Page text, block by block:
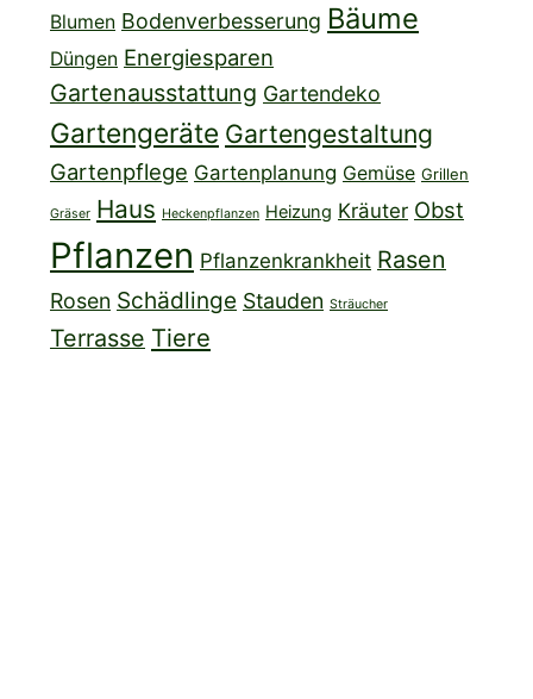
Blumen Bodenverbesserung Bäume
Düngen Energiesparen
Gartenausstattung Gartendeko
Gartengeräte Gartengestaltung
Gartenpflege Gartenplanung Gemüse Grillen
Gräser Haus Heckenpflanzen Heizung Kräuter Obst
Pflanzen Pflanzenkrankheit Rasen
Rosen Schädlinge Stauden Sträucher
Terrasse Tiere